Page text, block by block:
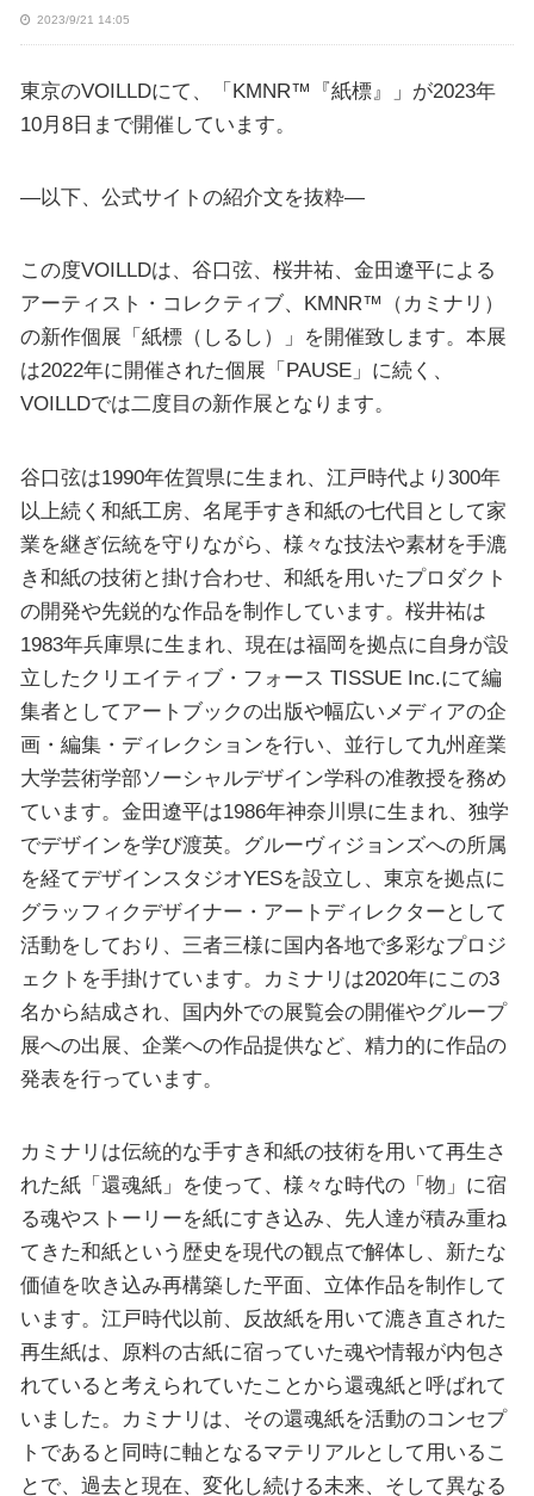
2023/9/21 14:05
東京のVOILLDにて、「KMNR™『紙標』」が2023年
10月8日まで開催しています。
—以下、公式サイトの紹介文を抜粋—
この度VOILLDは、谷口弦、桜井祐、金田遼平による
アーティスト・コレクティブ、KMNR™（カミナリ）
の新作個展「紙標（しるし）」を開催致します。本展
は2022年に開催された個展「PAUSE」に続く、
VOILLDでは二度目の新作展となります。
谷口弦は1990年佐賀県に生まれ、江戸時代より300年
以上続く和紙工房、名尾手すき和紙の七代目として家
業を継ぎ伝統を守りながら、様々な技法や素材を手漉
き和紙の技術と掛け合わせ、和紙を用いたプロダクト
の開発や先鋭的な作品を制作しています。桜井祐は
1983年兵庫県に生まれ、現在は福岡を拠点に自身が設
立したクリエイティブ・フォース TISSUE Inc.にて編
集者としてアートブックの出版や幅広いメディアの企
画・編集・ディレクションを行い、並行して九州産業
大学芸術学部ソーシャルデザイン学科の准教授を務め
ています。金田遼平は1986年神奈川県に生まれ、独学
でデザインを学び渡英。グルーヴィジョンズへの所属
を経てデザインスタジオYESを設立し、東京を拠点に
グラッフィクデザイナー・アートディレクターとして
活動をしており、三者三様に国内各地で多彩なプロジ
ェクトを手掛けています。カミナリは2020年にこの3
名から結成され、国内外での展覧会の開催やグループ
展への出展、企業への作品提供など、精力的に作品の
発表を行っています。
カミナリは伝統的な手すき和紙の技術を用いて再生さ
れた紙「還魂紙」を使って、様々な時代の「物」に宿
る魂やストーリーを紙にすき込み、先人達が積み重ね
てきた和紙という歴史を現代の観点で解体し、新たな
価値を吹き込み再構築した平面、立体作品を制作して
います。江戸時代以前、反故紙を用いて漉き直された
再生紙は、原料の古紙に宿っていた魂や情報が内包さ
れていると考えられていたことから還魂紙と呼ばれて
いました。カミナリは、その還魂紙を活動のコンセプ
トであると同時に軸となるマテリアルとして用いるこ
とで、過去と現在、変化し続ける未来、そして異なる